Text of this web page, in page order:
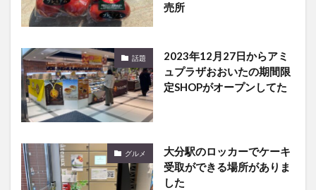
売所
話題
2023年12月27日からアミ
ュプラザおおいたの期間限
定SHOPがオープンしてた
グルメ
大分駅のロッカーでケーキ
受取ができる場所がありま
した